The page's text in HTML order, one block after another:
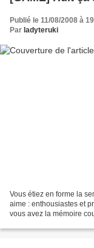
Publié le 11/08/2008 à
Par ladyteruki
Vous étiez en forme la
aime : enthousiastes et
vous avez la mémoire